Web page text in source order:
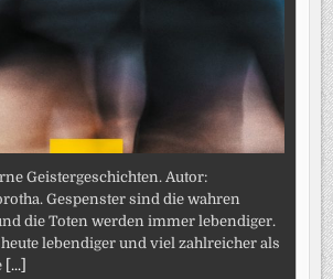
Geistergeschichten. Autor:
Gespenster sind die wahren
die Toten werden immer lebendiger.
lebendiger und viel zahlreicher als
[...]